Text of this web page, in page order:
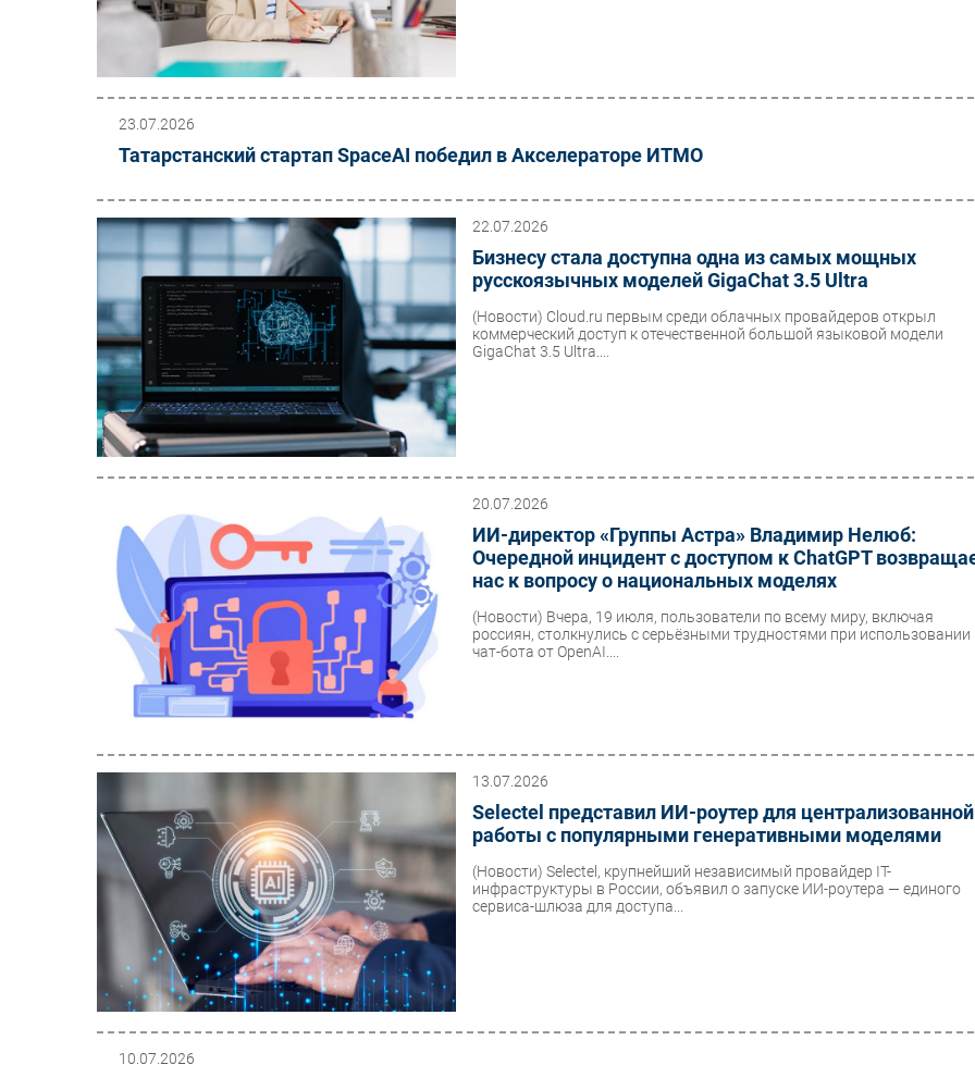
23.07.2026
Татарстанский стартап SpaceAI победил в Акселераторе ИТМО
22.07.2026
Бизнесу стала доступна одна из самых мощных
русскоязычных моделей GigaChat 3.5 Ultra
(Новости) Cloud.ru первым среди облачных провайдеров открыл
коммерческий доступ к отечественной большой языковой модели
GigaChat 3.5 Ultra....
20.07.2026
ИИ-директор «Группы Астра» Владимир Нелюб:
Очередной инцидент с доступом к ChatGPT
нас к вопросу о национальных моделях
(Новости) Вчера, 19 июля, пользователи по всему миру, включая
россиян, столкнулись с серьёзными трудностями при использовании
чат-бота от OpenAI....
13.07.2026
Selectel представил ИИ-роутер для централизованной
работы с популярными генеративными моделями
(Новости)Selectel, крупнейший независимый провайдер IT-
инфраструктуры в России, объявил о запуске ИИ-роутера — единого
сервиса-шлюза для доступа...
10.07.2026